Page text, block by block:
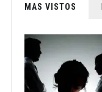
MAS VISTOS